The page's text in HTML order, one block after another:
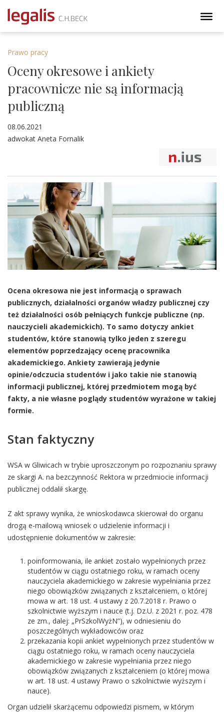
Prawo pracy
Oceny okresowe i ankiety
pracownicze nie są informacją
publiczną
08.06.2021
adwokat Aneta Fornalik
Ocena okresowa nie jest informacją o sprawach
publicznych, działalności organów władzy publicznej czy
też działalności osób pełniących funkcje publiczne (np.
nauczycieli akademickich). To samo dotyczy ankiet
studentów, które stanowią tylko jeden z szeregu
elementów poprzedzający ocenę pracownika
akademickiego. Ankiety zawierają jedynie
opinie/odczucia studentów i jako takie nie stanowią
informacji publicznej, której przedmiotem mogą być
fakty, a nie własne poglądy studentów wyrażone w takiej
formie.
Stan faktyczny
WSA w Gliwicach w trybie uproszczonym po rozpoznaniu sprawy
ze skargi A. na bezczynność Rektora w przedmiocie informacji
publicznej oddalił skargę.
Z akt sprawy wynika, że wnioskodawca skierował do organu
drogą e-mailową wniosek o udzielenie informacji i
udostępnienie dokumentów w zakresie:
poinformowania, ile ankiet zostało wypełnionych przez
studentów w ciągu ostatniego roku, w ramach oceny
nauczyciela akademickiego w zakresie wypełniania przez
niego obowiązków związanych z kształceniem, o której
mowa w art. 18 ust. 4 ustawy z 20.7.2018 r. Prawo o
szkolnictwie wyższym i nauce (t.j. Dz.U. z 2021 r. poz. 478
ze zm., dalej: „PrSzkolWyżN”), w odniesieniu do
poszczególnych wykładowców oraz
przekazania kopii ankiet wypełnionych przez studentów w
ciągu ostatniego roku, w ramach oceny nauczyciela
akademickiego w zakresie wypełniania przez niego
obowiązków związanych z kształceniem (o której mowa
w art. 18 ust. 4 ustawy Prawo o szkolnictwie wyższym i
nauce).
Organ udzielił skarżącemu odpowiedzi pismem, w którym